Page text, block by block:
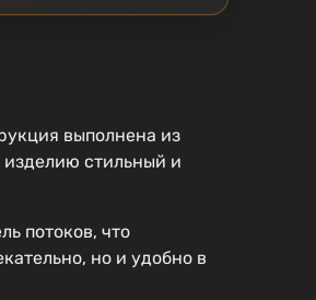
выполнена из
изделию стильный и
потоков, что
но и удобно в